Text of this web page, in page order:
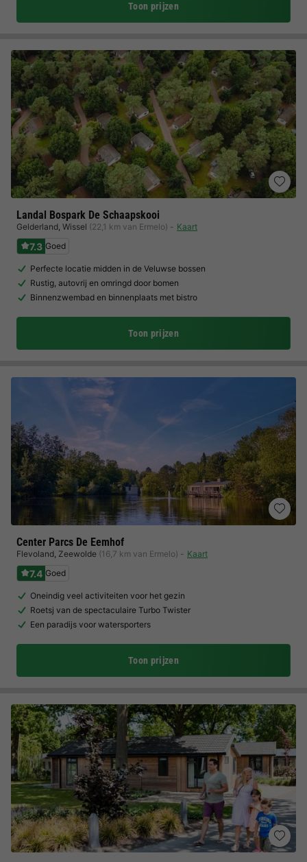
Toon prijzen
Landal Bospark De Schaapskooi
Gelderland, Wissel (22,1 km van Ermelo) Kaart
7.3 Goed
Perfecte locatie midden in de Veluwse bossen
Rustig, autovrij en omringd door bomen
Binnenzwembad en binnenplaats met bistro
Toon prijzen
Center Parcs De Eemhof
Flevoland, Zeewolde (16,7 km van Ermelo) Kaart
7.4 Goed
Oneindig veel activiteiten voor het gezin
Roetsj van de spectaculaire Turbo Twister
Een paradijs voor watersporters
Toon prijzen